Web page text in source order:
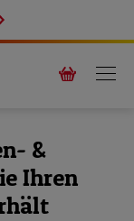
&
Ihren